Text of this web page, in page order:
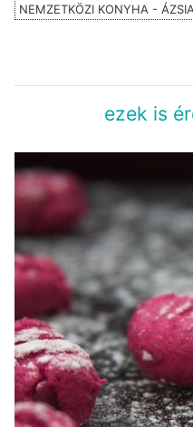
NEMZETKÖZI KONYHA - ÁZSIA
ezek is